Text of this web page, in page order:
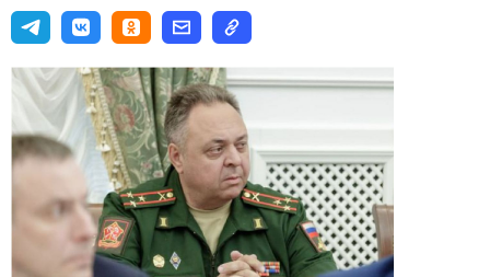
Импортозамещение
Мероприятия
Авторские материалы
Видео
Телефон редакции: +7 495 727-01-67
Электронные почты редакции: